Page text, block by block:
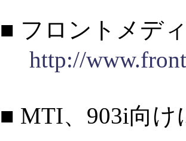
■ フロントメデ
http://
■ MTI、903i向け